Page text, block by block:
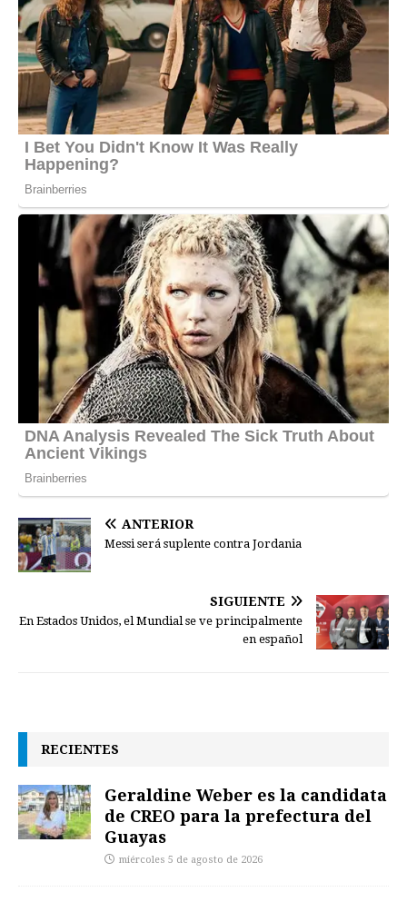
ANTERIOR
Messi será suplente contra Jordania
SIGUIENTE
En Estados Unidos, el Mundial se ve principalmente
en español
RECIENTES
Geraldine Weber es la candidata
de CREO para la prefectura del
Guayas
miércoles 5 de agosto de 2026